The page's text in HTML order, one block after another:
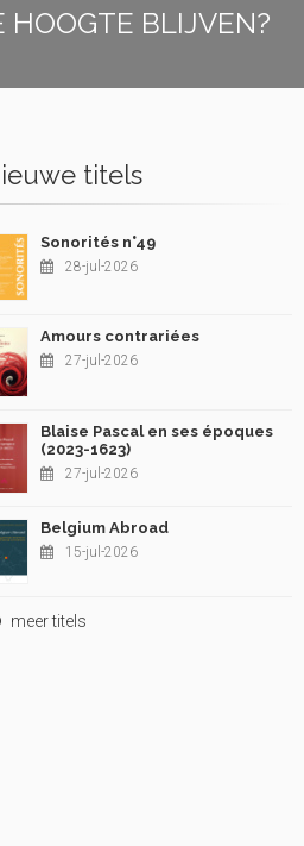
HOOGTE BLIJVEN?
titels
Sonorités n°49
28-jul-2026
Amours contrariées
27-jul-2026
Blaise Pascal en ses époques
(2023-1623)
27-jul-2026
Belgium Abroad
15-jul-2026
meer titels